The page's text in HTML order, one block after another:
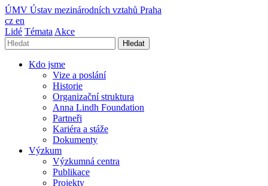
ÚMV Ústav mezinárodních vztahů Praha
cz en
Lidé Témata Akce
Hledat
Kdo jsme
Vize a poslání
Historie
Organizační struktura
Anna Lindh Foundation
Partneři
Kariéra a stáže
Dokumenty
Výzkum
Výzkumná centra
Publikace
Projekty